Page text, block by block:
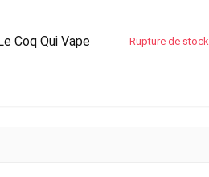
Coq Qui Vape Rupture de stock